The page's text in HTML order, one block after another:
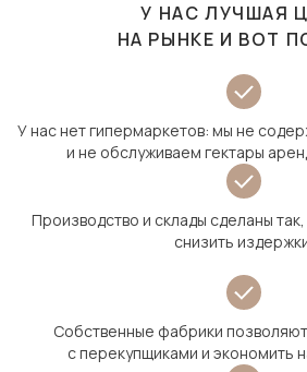
У НАС ЛУЧШАЯ
НА РЫНКЕ И ВОТ
У нас нет гипермаркетов: мы не
и не обслуживаем гектары
Производство и склады сделаны
снизить
Собственные фабрики
с перекупщиками и экономить